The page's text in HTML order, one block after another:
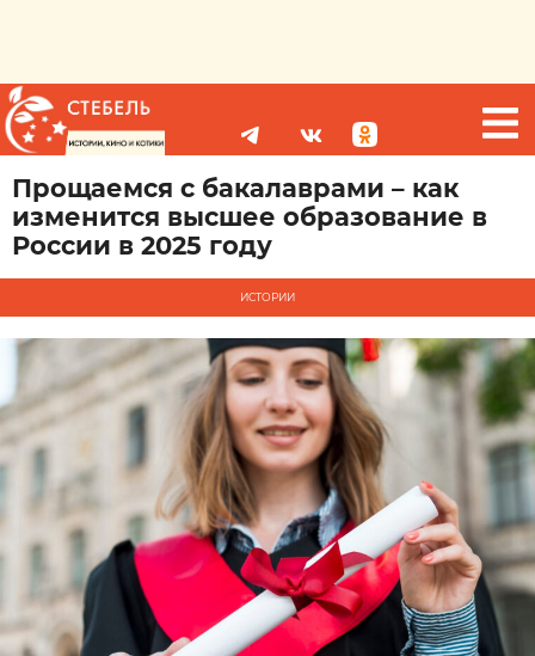
Прощаемся с бакалаврами – как
изменится высшее образование в
России в 2025 году
ИСТОРИИ